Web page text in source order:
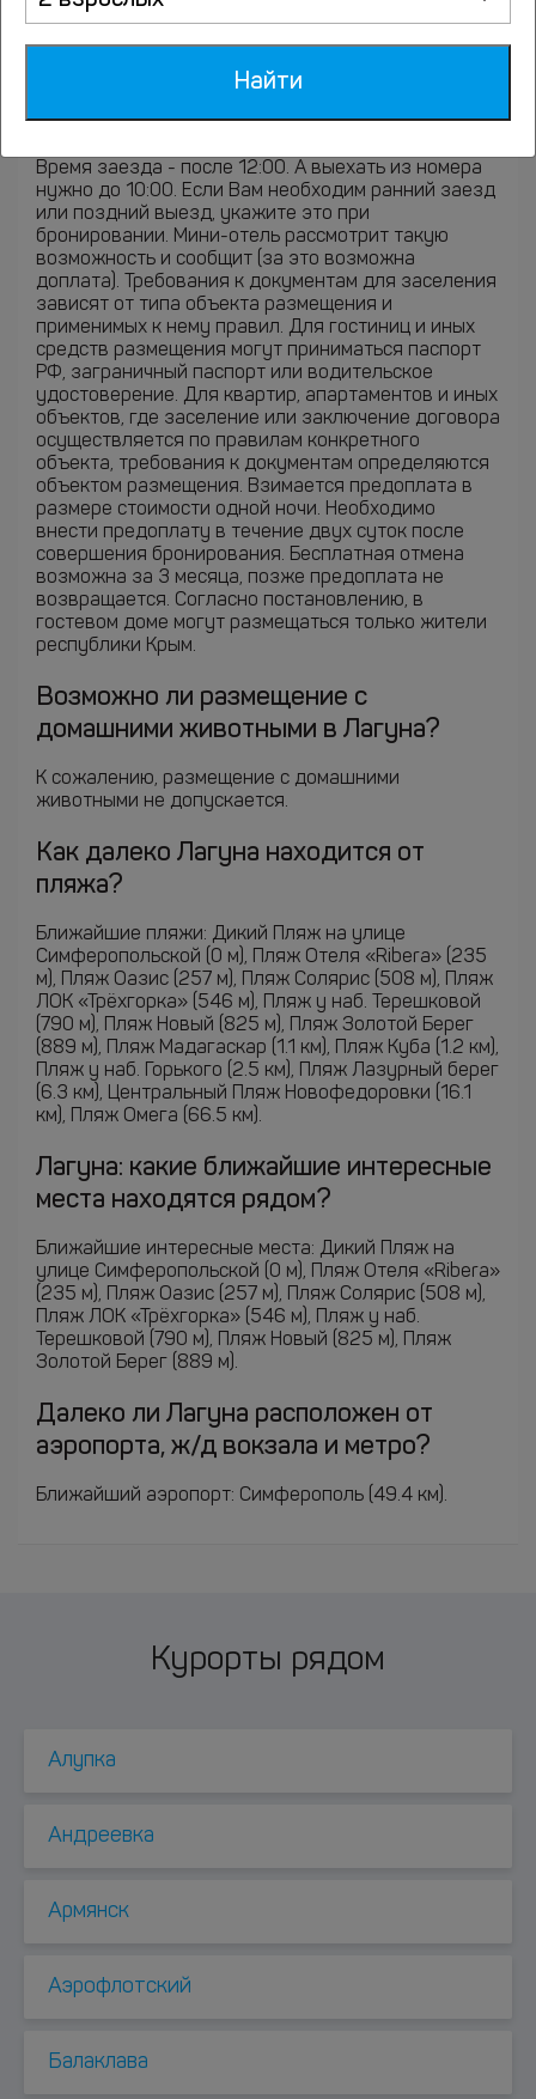
Какое расчетное время в Лагуна
(заезд и выезд)?
Время заезда - после 12:00. А выехать из номера
нужно до 10:00. Если Вам необходим ранний заезд
или поздний выезд, укажите это при
бронировании. Мини-отель рассмотрит такую
возможность и сообщит (за это возможна
доплата). Требования к документам для заселения
зависят от типа объекта размещения и
применимых к нему правил. Для гостиниц и иных
средств размещения могут приниматься паспорт
РФ, заграничный паспорт или водительское
удостоверение. Для квартир, апартаментов и иных
объектов, где заселение или заключение договора
осуществляется по правилам конкретного
объекта, требования к документам определяются
объектом размещения. Взимается предоплата в
размере стоимости одной ночи. Необходимо
внести предоплату в течение двух суток после
совершения бронирования. Бесплатная отмена
возможна за 3 месяца, позже предоплата не
возвращается. Согласно постановлению, в
гостевом доме могут размещаться только жители
республики Крым.
Возможно ли размещение с
домашними животными в Лагуна?
К сожалению, размещение с домашними
животными не допускается.
Как далеко Лагуна находится от
пляжа?
Ближайшие пляжи: Дикий Пляж на улице
Симферопольской (0 м), Пляж Отеля «Ribera» (235
м), Пляж Оазис (257 м), Пляж Солярис (508 м), Пляж
ЛОК «Трёхгорка» (546 м), Пляж у наб. Терешковой
(790 м), Пляж Новый (825 м), Пляж Золотой Берег
(889 м), Пляж Мадагаскар (1.1 км), Пляж Куба (1.2 км),
Пляж у наб. Горького (2.5 км), Пляж Лазурный берег
(6.3 км), Центральный Пляж Новофедоровки (16.1
км), Пляж Омега (66.5 км).
Лагуна: какие ближайшие интересные
места находятся рядом?
Ближайшие интересные места: Дикий Пляж на
улице Симферопольской (0 м), Пляж Отеля «Ribera»
(235 м), Пляж Оазис (257 м), Пляж Солярис (508 м),
Пляж ЛОК «Трёхгорка» (546 м), Пляж у наб.
Терешковой (790 м), Пляж Новый (825 м), Пляж
Золотой Берег (889 м).
Далеко ли Лагуна расположен от
аэропорта, ж/д вокзала и метро?
Ближайший аэропорт: Симферополь (49.4 км).
Курорты рядом
Алупка
Андреевка
Армянск
Аэрофлотский
Балаклава
Найти